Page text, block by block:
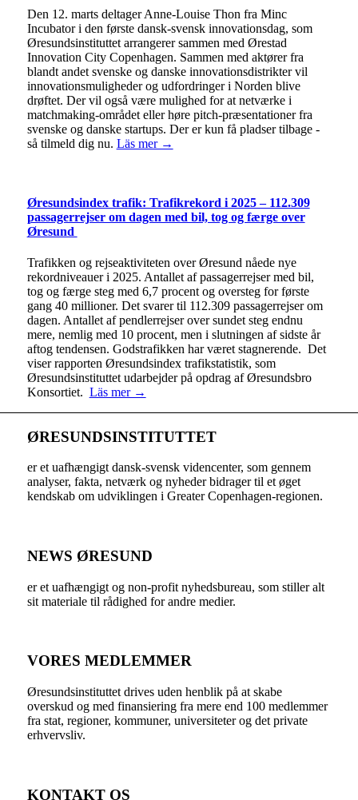
Den 12. marts deltager Anne-Louise Thon fra Minc
Incubator i den første dansk-svensk innovationsdag, som
Øresundsinstituttet arrangerer sammen med Ørestad
Innovation City Copenhagen. Sammen med aktører fra
blandt andet svenske og danske innovationsdistrikter vil
innovationsmuligheder og udfordringer i Norden blive
drøftet. Der vil også være mulighed for at netværke i
matchmaking-området eller høre pitch-præsentationer fra
svenske og danske startups. Der er kun få pladser tilbage -
så tilmeld dig nu. Läs mer →
Øresundsindex trafik: Trafikrekord i 2025 – 112.309
passagerrejser om dagen med bil, tog og færge over
Øresund
Trafikken og rejseaktiviteten over Øresund nåede nye
rekordniveauer i 2025. Antallet af passagerrejser med bil,
tog og færge steg med 6,7 procent og oversteg for første
gang 40 millioner. Det svarer til 112.309 passagerrejser om
dagen. Antallet af pendlerrejser over sundet steg endnu
mere, nemlig med 10 procent, men i slutningen af sidste år
aftog tendensen. Godstrafikken har været stagnerende. Det
viser rapporten Øresundsindex trafikstatistik, som
Øresundsinstituttet udarbejder på opdrag af Øresundsbro
Konsortiet. Läs mer →
ØRESUNDSINSTITUTTET
er et uafhængigt dansk-svensk videncenter, som gennem
analyser, fakta, netværk og nyheder bidrager til et øget
kendskab om udviklingen i Greater Copenhagen-regionen.
NEWS ØRESUND
er et uafhængigt og non-profit nyhedsbureau, som stiller alt
sit materiale til rådighed for andre medier.
VORES MEDLEMMER
Øresundsinstituttet drives uden henblik på at skabe
overskud og med finansiering fra mere end 100 medlemmer
fra stat, regioner, kommuner, universiteter og det private
erhvervsliv.
KONTAKT OS